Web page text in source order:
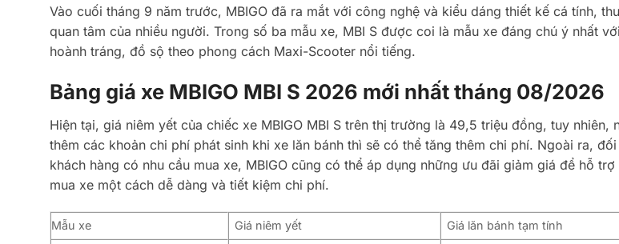
Vào cuối tháng 9 năm trước, MBIGO đã ra mắt với công nghệ và kiểu dáng thiết kế cá tính,
quan tâm của nhiều người. Trong số ba mẫu xe, MBI S được coi là mẫu xe đáng chú ý nhất
hoành tráng, đồ sộ theo phong cách Maxi-Scooter nổi tiếng.
Bảng giá xe MBIGO MBI S 2026 mới nhất tháng 08/2026
Hiện tại, giá niêm yết của chiếc xe MBIGO MBI S trên thị trường là 49,5 triệu đồng, tuy nhiên,
thêm các khoản chi phí phát sinh khi xe lăn bánh thì sẽ có thể tăng thêm chi phí. Ngoài ra,
khách hàng có nhu cầu mua xe, MBIGO cũng có thể áp dụng những ưu đãi giảm giá để hỗ trợ
mua xe một cách dễ dàng và tiết kiệm chi phí.
Mẫu xe Giá niêm yết
Giá lăn bánh tạm tính